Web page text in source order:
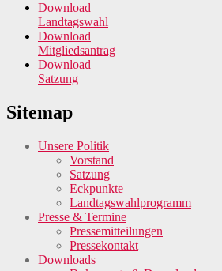
Download
Landtagswahl
Download
Mitgliedsantrag
Download
Satzung
Sitemap
Unsere Politik
Vorstand
Satzung
Eckpunkte
Landtagswahlprogramm
Presse & Termine
Pressemitteilungen
Pressekontakt
Downloads